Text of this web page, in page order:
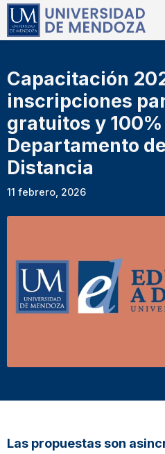
Capacitación
inscripciones
gratuitos y
Departamento
Distancia
11 febrero, 2026
Las propuestas son